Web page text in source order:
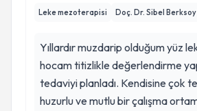
Leke mezoterapisi Doç. Dr. Sibel
Yıllardır muzdarip olduğum yüz
hocam titizlikle değerlendirme
tedaviyi planladı. Kendisine çok
huzurlu ve mutlu bir çalışma